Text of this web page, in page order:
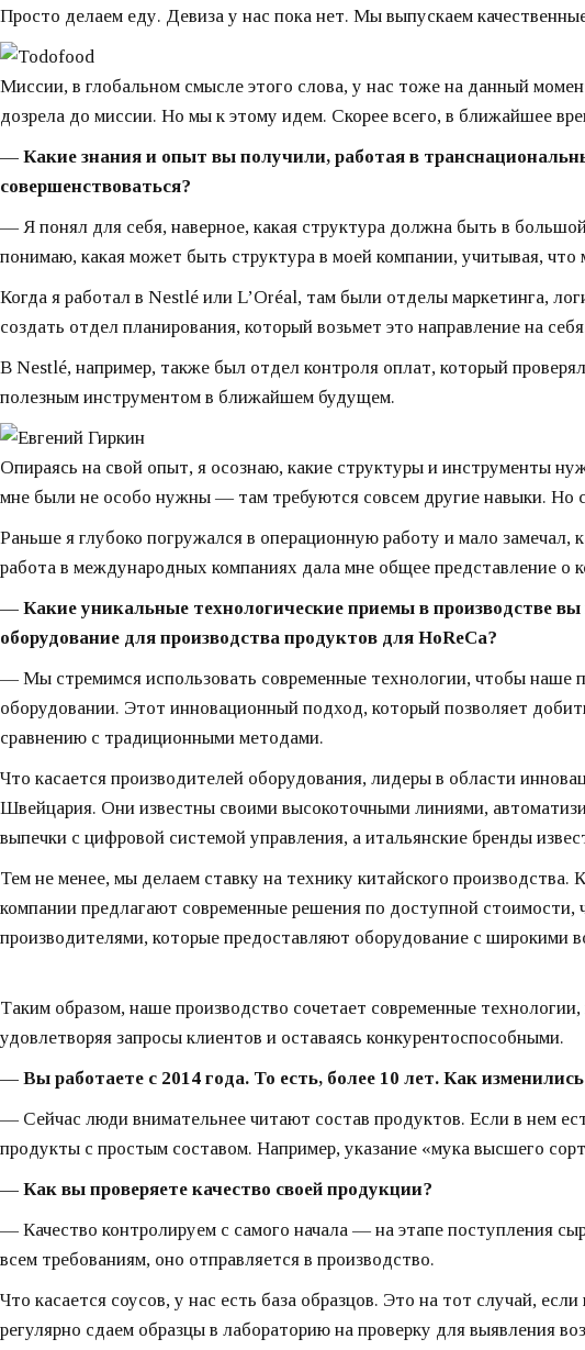
Просто делаем еду. Девиза у нас пока нет. Мы выпускаем
Миссии, в глобальном смысле этого слова, у нас тоже на данный
дозрела до миссии. Но мы к этому идем. Скорее всего, в ближайшее
— Какие знания и опыт вы получили, работая в
совершенствоваться?
— Я понял для себя, наверное, какая структура должна быть в
понимаю, какая может быть структура в моей компании, учитывая, что
Когда я работал в Nestlé или L’Oréal, там были отделы маркетинга,
создать отдел планирования, который возьмет это направление на
В Nestlé, например, также был отдел контроля оплат, который
полезным инструментом в ближайшем будущем.
Опираясь на свой опыт, я осознаю, какие структуры и инструменты
мне были не особо нужны — там требуются совсем другие навыки. Но
Раньше я глубоко погружался в операционную работу и мало
работа в международных компаниях дала мне общее представление о
— Какие уникальные технологические приемы в производстве
оборудование для производства продуктов для HoReCa?
— Мы стремимся использовать современные технологии, чтобы наше
оборудовании. Этот инновационный подход, который позволяет
сравнению с традиционными методами.
Что касается производителей оборудования, лидеры в области
Швейцария. Они известны своими высокоточными линиями,
выпечки с цифровой системой управления, а итальянские бренды
Тем не менее, мы делаем ставку на технику китайского
компании предлагают современные решения по доступной
производителями, которые предоставляют оборудование с
Таким образом, наше производство сочетает современные
удовлетворяя запросы клиентов и оставаясь конкурентоспособными.
— Вы работаете с 2014 года. То есть, более 10 лет. Как
— Сейчас люди внимательнее читают состав продуктов. Если в нем
продукты с простым составом. Например, указание «мука высшего
— Как вы проверяете качество своей продукции?
— Качество контролируем с самого начала — на этапе поступления
всем требованиям, оно отправляется в производство.
Что касается соусов, у нас есть база образцов. Это на тот случай,
регулярно сдаем образцы в лабораторию на проверку для выявления